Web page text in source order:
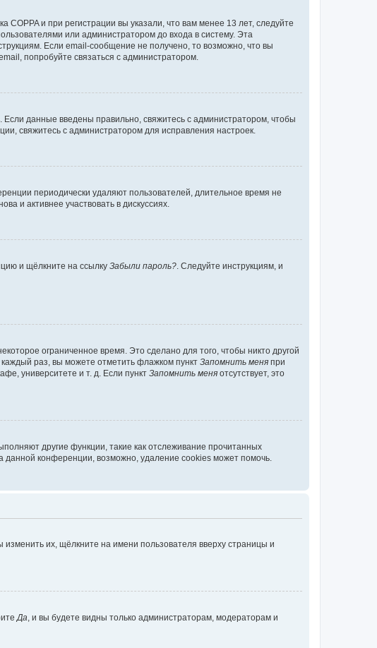
и при регистрации вы указали, что вам менее 13 лет, следуйте
или администратором до входа в систему. Эта
Если email-сообщение не получено, то возможно, что вы
попробуйте связаться с администратором.
данные введены правильно, свяжитесь с администратором, чтобы
свяжитесь с администратором для исправления настроек.
периодически удаляют пользователей, длительное время не
и активнее участвовать в дискуссиях.
и щёлкните на ссылку Забыли пароль? . Следуйте инструкциям, и
ограниченное время. Это сделано для того, чтобы никто другой
раз, вы можете отметить флажком пункт Запомнить меня при
университете и т. д. Если пункт Запомнить меня отсутствует, это
другие функции, такие как отслеживание прочитанных
конференции, возможно, удаление cookies может помочь.
их, щёлкните на имени пользователя вверху страницы и
Да , и вы будете видны только администраторам, модераторам и